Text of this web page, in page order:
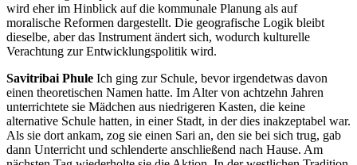
wird eher im Hinblick auf die kommunale Planung als auf
moralische Reformen dargestellt. Die geografische Logik bleibt
dieselbe, aber das Instrument ändert sich, wodurch kulturelle
Verachtung zur Entwicklungspolitik wird.
Savitribai Phule Ich ging zur Schule, bevor irgendetwas davon
einen theoretischen Namen hatte. Im Alter von achtzehn Jahren
unterrichtete sie Mädchen aus niedrigeren Kasten, die keine
alternative Schule hatten, in einer Stadt, in der dies inakzeptabel war.
Als sie dort ankam, zog sie einen Sari an, den sie bei sich trug, gab
dann Unterricht und schlenderte anschließend nach Hause. Am